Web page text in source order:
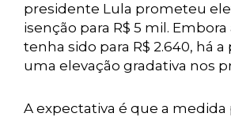
presidente Lula prometeu
isenção para R$ 5 mil.
tenha sido para R$ 2.640, há
uma elevação gradativa nos
A expectativa é que a